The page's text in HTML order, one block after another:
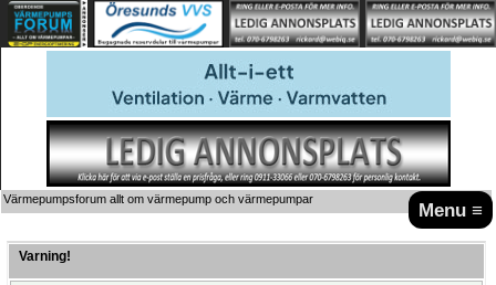
Menu ≡
Värmepumpsforum allt om värmepump och värmepumpar
Varning!